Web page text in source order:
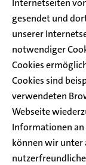
Internetseiten
gesendet und
unserer
notwendiger
Cookies
Cookies sind
verwendeten
Webseite
Informationen
können wir unter